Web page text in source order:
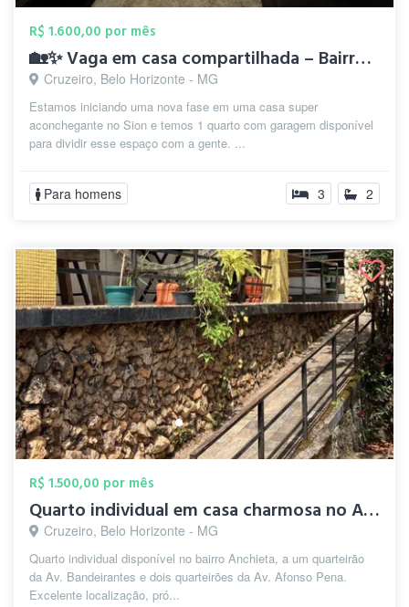
R$ 1.600,00 por mês
🏡✨ Vaga em casa compartilhada – Bairro ...
Cruzeiro, Belo Horizonte - MG
Estamos iniciando uma nova fase em uma casa super
aconchegante no Sion e temos 1 quarto com garagem disponível
para dividir esse espaço com a gente. ...
Para homens 3 2
R$ 1.500,00 por mês
Quarto individual em casa charmosa no An...
Cruzeiro, Belo Horizonte - MG
Quarto individual disponível no bairro Anchieta, a um quarteirão
da Av. Bandeirantes e dois quarteirões da Av. Afonso Pena.
Excelente localização, pró...